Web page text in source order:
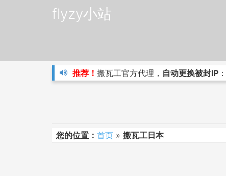
flyzy小站
推荐！ 搬瓦工官方代理， 自动更换被封IP ：
您的位置： 首页 » 搬瓦工日本